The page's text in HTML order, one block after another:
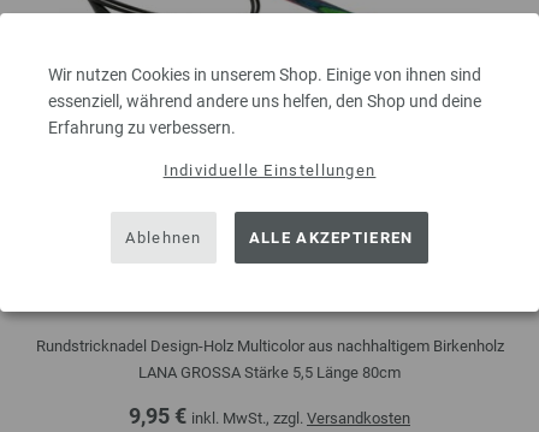
Wir nutzen Cookies in unserem Shop. Einige von ihnen sind
essenziell, während andere uns helfen, den Shop und deine
Erfahrung zu verbessern.
Individuelle Einstellungen
Ablehnen ALLE AKZEPTIEREN
Rundstricknadel Design-Holz Multicolor aus nachhaltigem Birkenholz
LANA GROSSA Stärke 5,5 Länge 80cm
9,95 € inkl. MwSt., zzgl. Versandkosten